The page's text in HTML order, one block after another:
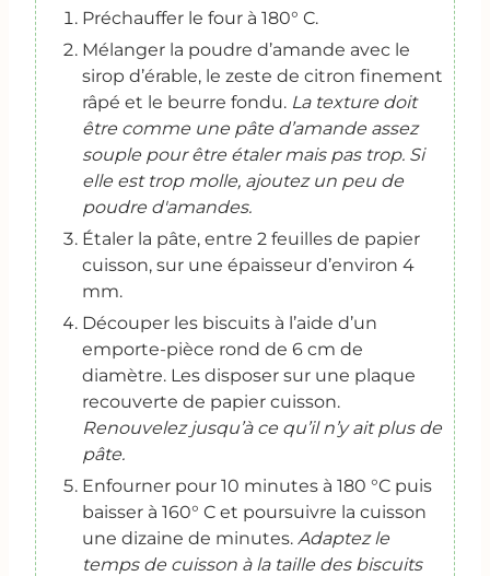
Préchauffer le four à 180° C.
Mélanger la poudre d’amande avec le
sirop d’érable, le zeste de citron finement
râpé et le beurre fondu. La texture doit
être comme une pâte d’amande assez
souple pour être étaler mais pas trop. Si
elle est trop molle, ajoutez un peu de
poudre d'amandes.
Étaler la pâte, entre 2 feuilles de papier
cuisson, sur une épaisseur d’environ 4
mm.
Découper les biscuits à l’aide d’un
emporte-pièce rond de 6 cm de
diamètre. Les disposer sur une plaque
recouverte de papier cuisson.
Renouvelez jusqu’à ce qu’il n’y ait plus de
pâte.
Enfourner pour 10 minutes à 180 °C puis
baisser à 160° C et poursuivre la cuisson
une dizaine de minutes. Adaptez le
temps de cuisson à la taille des biscuits